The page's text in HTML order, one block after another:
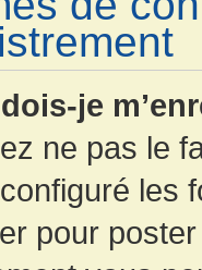
je
ne pas le
les
pour